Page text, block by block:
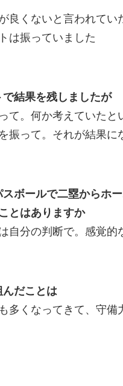
良くないと言われて
は振っていました
結果を残しましたが
て。何か考えていた
振って。それが結果に
ボールで二塁からホ
とはありますか
自分の判断で。感覚
だことは
多くなってきて、守